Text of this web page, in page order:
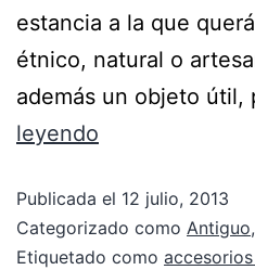
estancia a la que
étnico, natural o
además un objeto útil,
leyendo
Publicada el 12 julio, 2013
Categorizado como Antiguo,
Etiquetado como